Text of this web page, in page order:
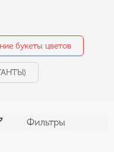
букеты цветов
Фильтры